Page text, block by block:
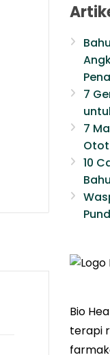
7
7
10
Bio
terapi